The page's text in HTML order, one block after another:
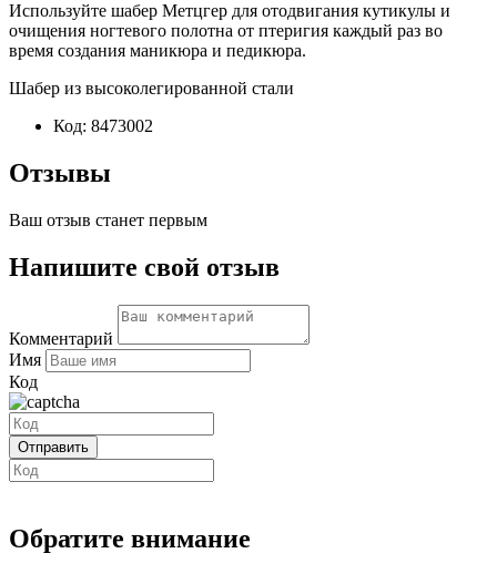
Используйте шабер Метцгер для отодвигания кутикулы и
очищения ногтевого полотна от птеригия каждый раз во
время создания маникюра и педикюра.
Шабер из высоколегированной стали
Код: 8473002
Отзывы
Ваш отзыв станет первым
Напишите свой отзыв
Комментарий
Имя
Код
Обратите внимание